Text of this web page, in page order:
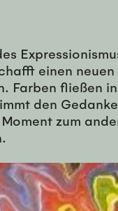
einen
Farben fließen
den
zum